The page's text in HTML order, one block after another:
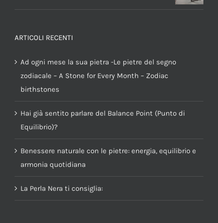
ARTICOLI RECENTI
Ad ogni mese la sua pietra -Le pietre del segno
zodiacale – A Stone for Every Month – Zodiac
birthstones
Hai già sentito parlare del Balance Point (Punto di
Equilibrio)?
Benessere naturale con le pietre: energia, equilibrio e
armonia quotidiana
La Perla Nera ti consiglia: